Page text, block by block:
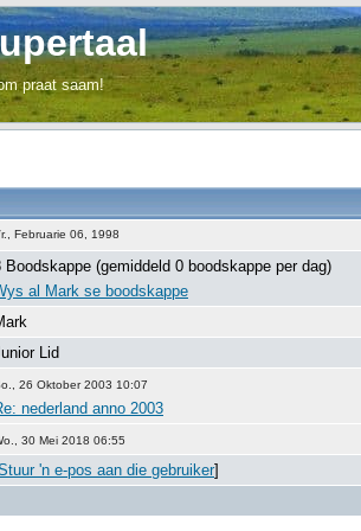
praat saam!
Februarie 06, 1998
Boodskappe (gemiddeld 0 boodskappe per dag)
al Mark se boodskappe
Lid
26 Oktober 2003 10:07
nederland anno 2003
30 Mei 2018 06:55
'n e-pos aan die gebruiker]